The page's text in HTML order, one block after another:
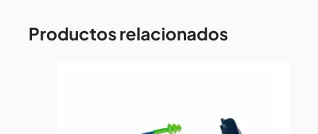
Productos relacionados